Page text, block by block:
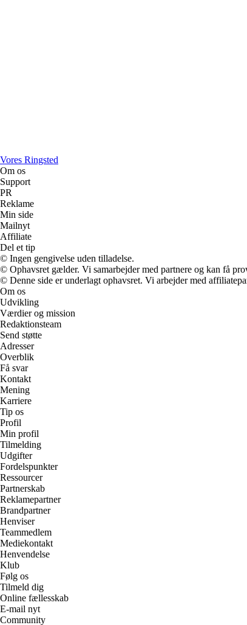
Vores Ringsted
Om os
Support
PR
Reklame
Min side
Mailnyt
Affiliate
Del et tip
© Ingen gengivelse uden tilladelse.
© Ophavsret gælder. Vi samarbejder med partnere og kan få
© Denne side er underlagt ophavsret. Vi arbejder med
Om os
Udvikling
Værdier og mission
Redaktionsteam
Send støtte
Adresser
Overblik
Få svar
Kontakt
Mening
Karriere
Tip os
Profil
Min profil
Tilmelding
Udgifter
Fordelspunkter
Ressourcer
Partnerskab
Reklamepartner
Brandpartner
Henviser
Teammedlem
Mediekontakt
Henvendelse
Klub
Følg os
Tilmeld dig
Online fællesskab
E-mail nyt
Community